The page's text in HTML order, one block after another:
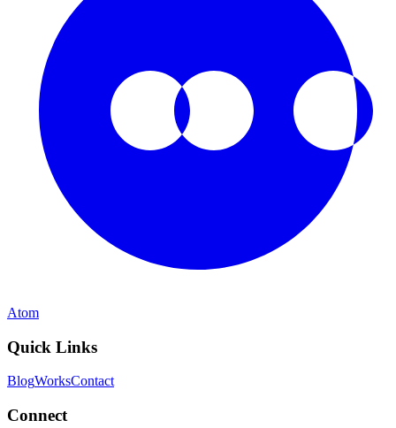
Atom
Quick Links
BlogWorksContact
Connect